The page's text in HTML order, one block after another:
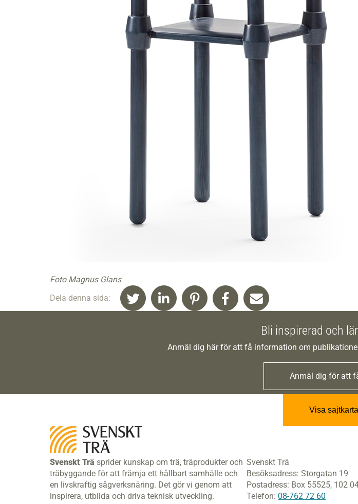
Foto Magnus Glans
Dela denna sida:
Bli inspirerad och
Anmäl dig här för att få information om
Anmäl dig för att
Visa sajtkarta
Svenskt Trä sprider kunskap om trä, träprodukter och
träbyggande för att främja ett hållbart samhälle och
en livskraftig sågverksnäring. Det gör vi genom att
inspirera, utbilda och driva teknisk utveckling.
Svenskt Trä
Besöksadress: Storgatan 19
Postadress: Box 55525, 102
Telefon: 08-762 72 60